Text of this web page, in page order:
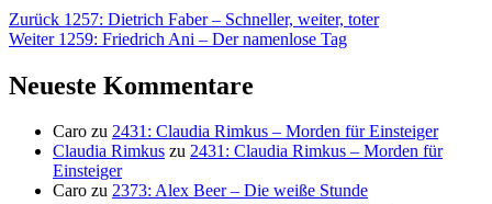
Beitragsnavigation
Zurück Vorheriger
Beitrag:
1257: Dietrich Faber – Schneller, weiter, toter
Weiter Nächster
1259: Friedrich Ani – Der namenlose Tag
Neueste Kommentare
Caro zu 2431: Claudia Rimkus – Morden für Einsteiger
Claudia Rimkus zu 2431: Claudia Rimkus – Morden für
Einsteiger
Caro zu 2373: Alex Beer – Die weiße Stunde